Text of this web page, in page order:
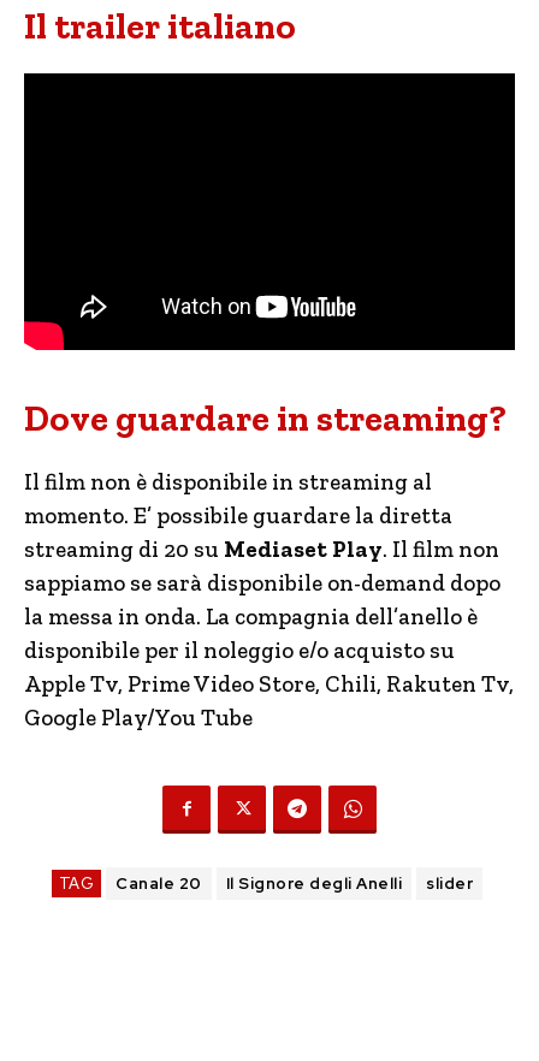
Il trailer italiano
Dove guardare in streaming?
Il film non è disponibile in streaming al
momento. E’ possibile guardare la diretta
streaming di 20 su Mediaset Play. Il film non
sappiamo se sarà disponibile on-demand dopo
la messa in onda. La compagnia dell’anello è
disponibile per il noleggio e/o acquisto su
Apple Tv, Prime Video Store, Chili, Rakuten Tv,
Google Play/You Tube
TAG Canale 20 Il Signore degli Anelli slider